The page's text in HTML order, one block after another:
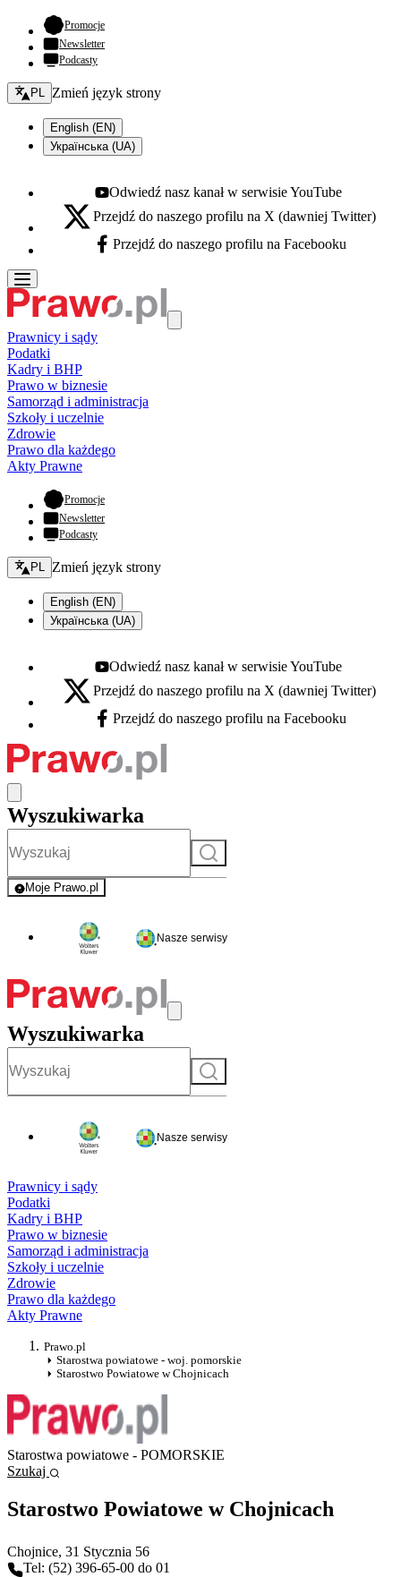
Promocje- otwiera się w nowej karcie
Newsletter
Podcasty
Zmień język - bieżący:
PL Zmień język strony
English (EN)
Українська (UA)
Youtube - otwiera się w nowej karcie
Odwiedź nasz kanał w serwisie YouTube
X - otwiera się w nowej karcie
Przejdź do naszego profilu na X (dawniej Twitter)
Facebook - otwiera się w nowej karcie
Przejdź do naszego profilu na Facebooku
Prawnicy i sądy
Podatki
Kadry i BHP
Prawo w biznesie
Samorząd i administracja
Szkoły i uczelnie
Zdrowie
Prawo dla każdego
Akty Prawne
Promocje- otwiera się w nowej karcie
Newsletter
Podcasty
Zmień język - bieżący:
PL Zmień język strony
English (EN)
Українська (UA)
Youtube - otwiera się w nowej karcie
Odwiedź nasz kanał w serwisie YouTube
X - otwiera się w nowej karcie
Przejdź do naszego profilu na X (dawniej Twitter)
Facebook - otwiera się w nowej karcie
Przejdź do naszego profilu na Facebooku
Wyszukiwarka
Szukaj
Moje Prawo.pl
- rejestracja i logowanie do serwisu
Nasze serwisy
Wyszukiwarka
Szukaj
Nasze serwisy
Prawnicy i sądy
Podatki
Kadry i BHP
Prawo w biznesie
Samorząd i administracja
Szkoły i uczelnie
Zdrowie
Prawo dla każdego
Akty Prawne
Prawo.pl
Starostwa powiatowe - woj. pomorskie
Starostwo Powiatowe w Chojnicach
Starostwa powiatowe - POMORSKIE
Szukaj
Starostwo Powiatowe w Chojnicach
Chojnice, 31 Stycznia 56
Tel: (52) 396-65-00 do 01